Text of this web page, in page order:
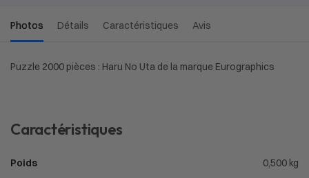
Photos Détails Caractéristiques Avis
Puzzle 2000 pièces : Haru No Uta de la marque Eurographics
Caractéristiques
Poids 0,500 kg